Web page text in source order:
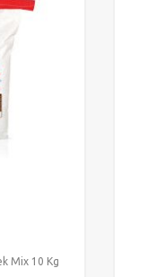
Mix 10 Kg